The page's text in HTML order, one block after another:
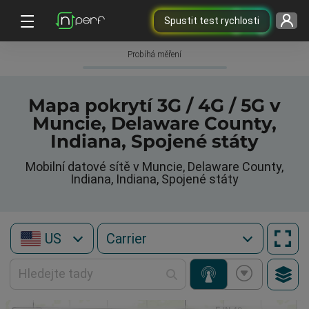
Spustit test rychlosti
Probíhá měření
Mapa pokrytí 3G / 4G / 5G v
Muncie, Delaware County,
Indiana, Spojené státy
Mobilní datové sítě v Muncie, Delaware County,
Indiana, Indiana, Spojené státy
US